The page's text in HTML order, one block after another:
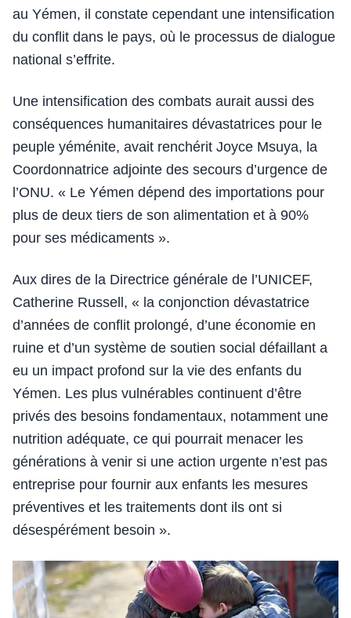
au Yémen, il constate cependant une intensification
du conflit dans le pays, où le processus de dialogue
national s’effrite.
Une intensification des combats aurait aussi des
conséquences humanitaires dévastatrices pour le
peuple yéménite, avait renchérit Joyce Msuya, la
Coordonnatrice adjointe des secours d’urgence de
l’ONU. « Le Yémen dépend des importations pour
plus de deux tiers de son alimentation et à 90%
pour ses médicaments ».
Aux dires de la Directrice générale de l’UNICEF,
Catherine Russell, « la conjonction dévastatrice
d’années de conflit prolongé, d’une économie en
ruine et d’un système de soutien social défaillant a
eu un impact profond sur la vie des enfants du
Yémen. Les plus vulnérables continuent d’être
privés des besoins fondamentaux, notamment une
nutrition adéquate, ce qui pourrait menacer les
générations à venir si une action urgente n’est pas
entreprise pour fournir aux enfants les mesures
préventives et les traitements dont ils ont si
désespérément besoin ».